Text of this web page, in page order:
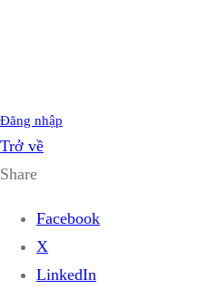
Đăng nhập
Trở về
Share
Facebook
X
LinkedIn